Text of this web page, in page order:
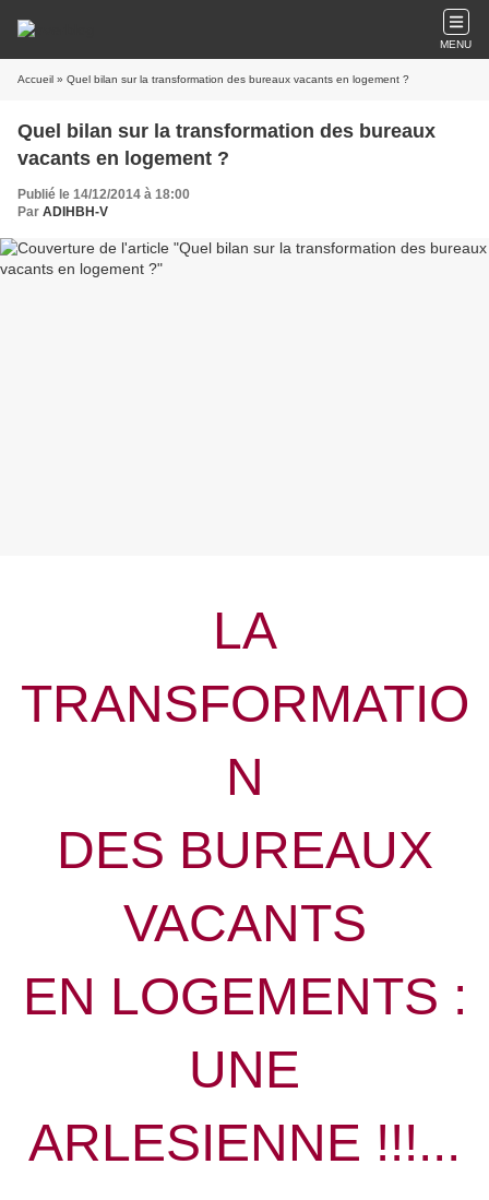
MENU
Accueil » Quel bilan sur la transformation des bureaux vacants en logement ?
Quel bilan sur la transformation des bureaux
vacants en logement ?
Publié le 14/12/2014 à 18:00
Par ADIHBH-V
LA
TRANSFORMATIO
N
DES BUREAUX
VACANTS
EN LOGEMENTS :
UNE
ARLESIENNE !!!...